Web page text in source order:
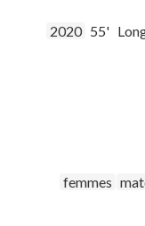
2020 55'
femmes